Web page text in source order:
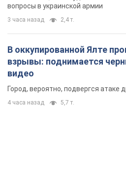
вопросы в украинской армии
3 часа назад 2,4 т.
В оккупированной Ялте
взрывы: поднимается
видео
Город, вероятно, подвергся атаке
4 часа назад 5,7 т.